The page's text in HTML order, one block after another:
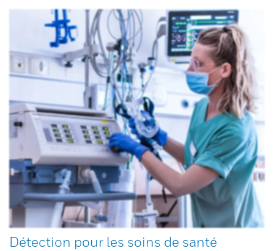
Détection pour les soins de santé